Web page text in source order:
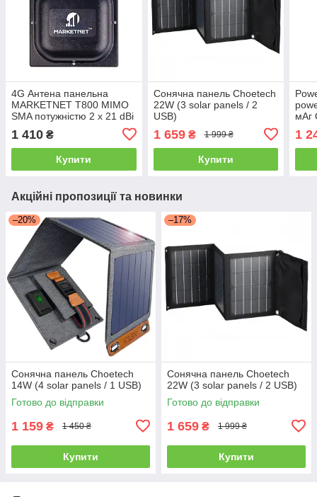
4G Антена панельна
MARKETNET T800 MIMO
SMA потужністю 2 х 21 dBi
МГц
1 410 ₴
Купити
Сонячна панель Choetech
22W (3 solar panels / 2
USB)
1 659₴ 1 999 ₴
Купити
мАг
1
Акційні пропозиції та новинки
–20%
Сонячна панель Choetech
14W (4 solar panels / 1 USB)
Готово до відправки
1 159 ₴ 1 450 ₴
Купити
–17%
Сонячна панель Choetech
22W (3 solar panels / 2 USB)
Готово до відправки
1 659 ₴ 1 999 ₴
Купити